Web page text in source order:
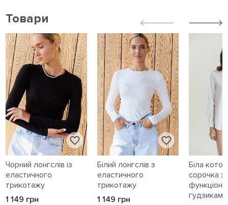
Товари
Чорний лонгслів із
еластичного
трикотажу
1 149 грн
Білий лонгслів з
еластичного
трикотажу
1 149 грн
Біла
сорочка з
гудзиками